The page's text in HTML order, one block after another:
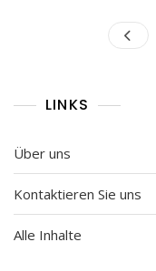
LINKS
Über uns
Kontaktieren Sie uns
Alle Inhalte